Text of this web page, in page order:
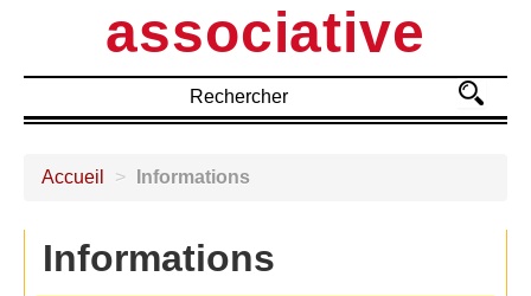
associative
Accueil > Informations
Informations